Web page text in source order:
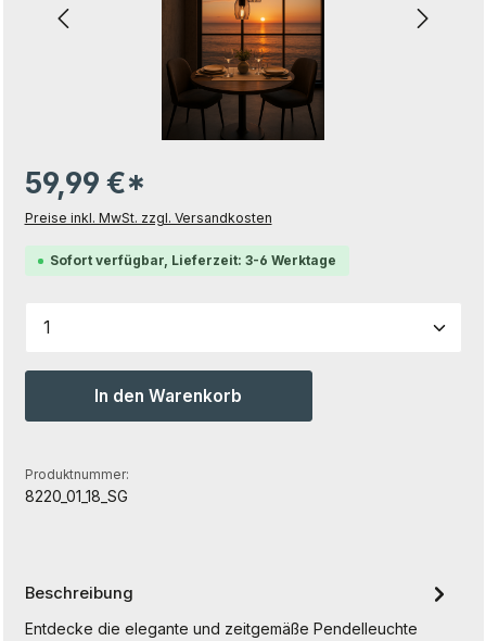
59,99 €*
Preise inkl. MwSt. zzgl. Versandkosten
Sofort verfügbar, Lieferzeit: 3-6 Werktage
Produkt Anzahl: Gib den gewünschten Wert ein
In den Warenkorb
Produktnummer:
8220_01_18_SG
Beschreibung
Entdecke die elegante und zeitgemäße Pendelleuchte